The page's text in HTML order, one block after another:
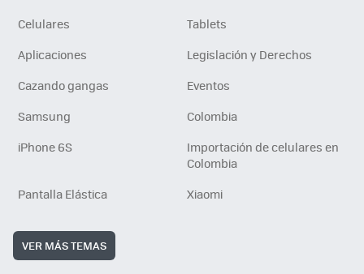
Celulares
Tablets
Aplicaciones
Legislación y Derechos
Cazando gangas
Eventos
Samsung
Colombia
iPhone 6S
Importación de celulares en
Colombia
Pantalla Elástica
Xiaomi
VER MÁS TEMAS